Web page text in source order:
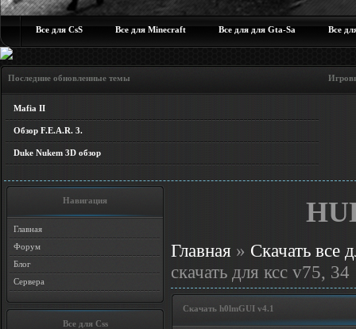
Все для CsS Все для Minecraft Все для для Gta-Sa Все
Последние обновленные темы Игровые
Mafia II
Обзор F.E.A.R. 3.
Duke Nukem 3D обзор
Навигация
Главная
Форум
Блог
Сервера
Все для Css
Главная » Скачать все
скачать для ксс v75, 34
Скачать h0lmGUI v4.1